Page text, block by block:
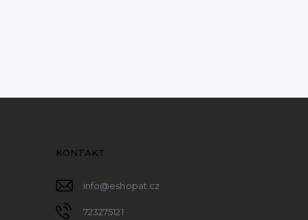
KONTAKT
info@eshopat.cz
723275121